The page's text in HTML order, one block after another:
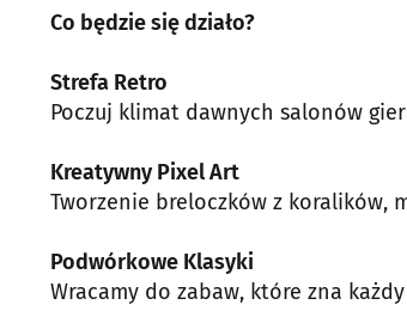
Co będzie się działo?
Strefa Retro
Poczuj klimat dawnych salonów
Kreatywny Pixel Art
Tworzenie breloczków z koralików,
Podwórkowe Klasyki
Wracamy do zabaw, które zna